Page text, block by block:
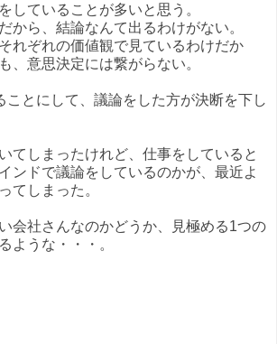
していることが多いと思う。
から、結論なんて出るわけがない。
れぞれの価値観で見ているわけだか
、意思決定には繋がらない。
ことにして、議論をした方が決断を下し
てしまったけれど、仕事をしていると
ンドで議論をしているのかが、最近よ
てしまった。
会社さんなのかどうか、見極める1つの
ような・・・。